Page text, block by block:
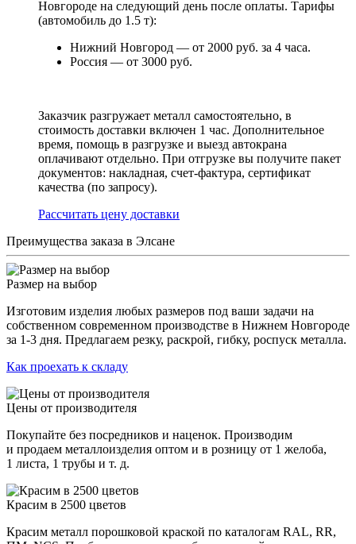
Новгороде на следующий день после оплаты. Тарифы
(автомобиль до 1.5 т):
Нижний Новгород — от 2000 руб. за 4 часа.
Россия — от 3000 руб.
Заказчик разгружает металл самостоятельно, в
стоимость доставки включен 1 час. Дополнительное
время, помощь в разгрузке и выезд автокрана
оплачивают отдельно. При отгрузке вы получите пакет
документов: накладная, счет-фактура, сертификат
качества (по запросу).
Раcсчитать цену доставки
Преимущества заказа в Элсане
Размер на выбор
Изготовим изделия любых размеров под ваши задачи на
собственном современном производстве в Нижнем Новгороде
за 1-3 дня. Предлагаем резку, раскрой, гибку, роспуск металла.
Как проехать к складу
Цены от производителя
Покупайте без посредников и наценок. Производим
и продаем металлоизделия оптом и в розницу от 1 желоба,
1 листа, 1 трубы и т. д.
Красим в 2500 цветов
Красим металл порошковой краской по каталогам RAL, RR,